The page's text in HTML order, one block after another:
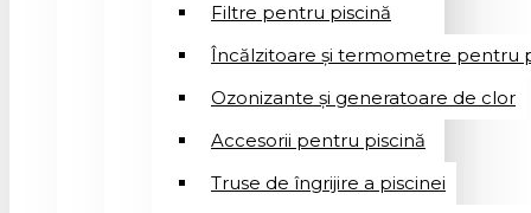
Filtre pentru piscină
Încălzitoare și termometre pentru
Ozonizante și generatoare de clor
Accesorii pentru piscină
Truse de îngrijire a piscinei